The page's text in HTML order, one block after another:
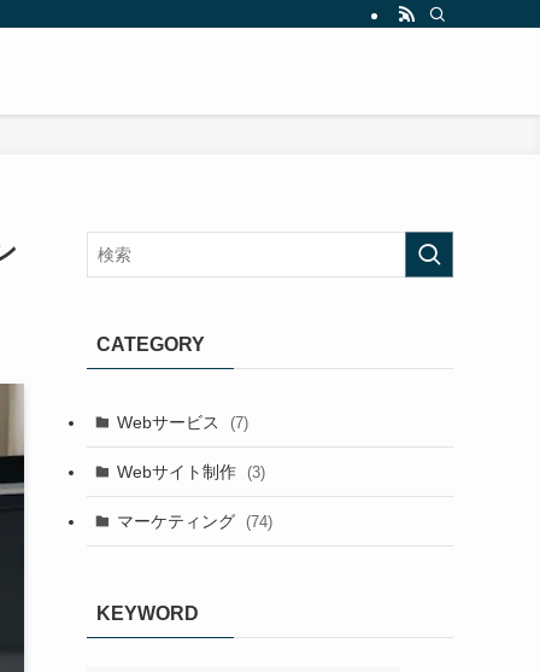
CATEGORY
Webサービス (7)
Webサイト制作 (3)
マーケティング (74)
KEYWORD